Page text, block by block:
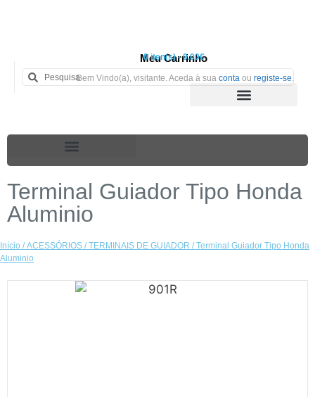
Meu Carrinho
0 iten(s) - 0.00€
Bem Vindo(a), visitante. Aceda à sua conta ou registe-se.
Terminal Guiador Tipo Honda
Aluminio
Início /ACESSÓRIOS /TERMINAIS DE GUIADOR / Terminal Guiador Tipo Honda
Aluminio